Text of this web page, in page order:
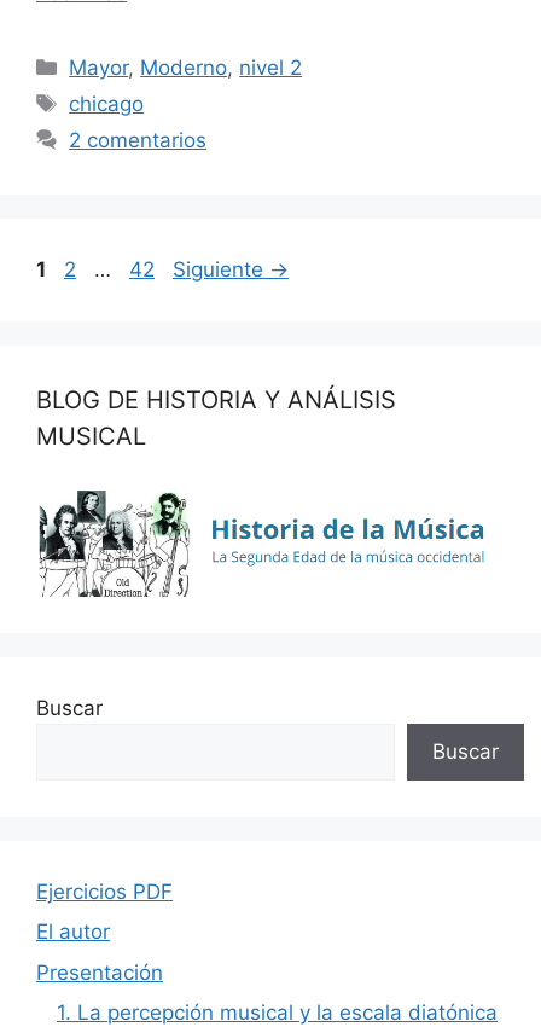
Categorías
Mayor, Moderno, nivel 2
Etiquetas
chicago
2 comentarios
Página
1 Página
2 … Página
42 Siguiente →
BLOG DE HISTORIA Y ANÁLISIS
MUSICAL
Buscar
Buscar
Ejercicios PDF
El autor
Presentación
1. La percepción musical y la escala diatónica